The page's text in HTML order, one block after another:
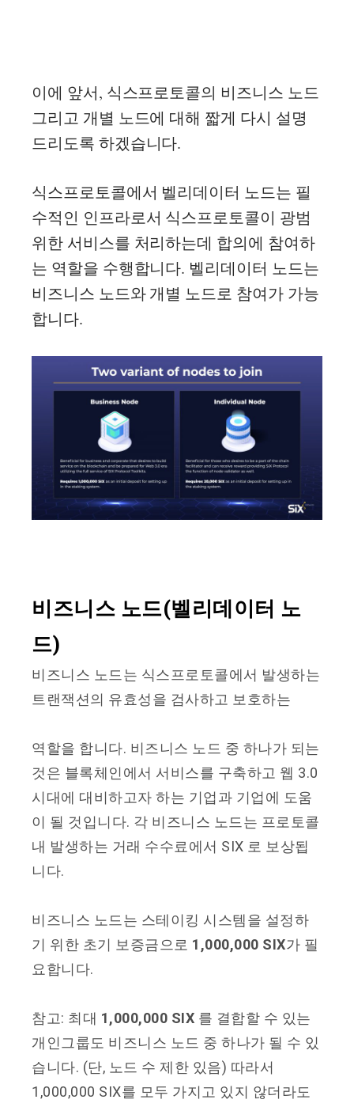
이에 앞서, 식스프로토콜의 비즈니스 노드
그리고 개별 노드에 대해 짧게 다시 설명
드리도록 하겠습니다.
식스프로토콜에서 벨리데이터 노드는 필
수적인 인프라로서 식스프로토콜이 광범
위한 서비스를 처리하는데 합의에 참여하
는 역할을 수행합니다. 벨리데이터 노드는
비즈니스 노드와 개별 노드로 참여가 가능
합니다.
비즈니스 노드(벨리데이터 노
드)
비즈니스 노드는 식스프로토콜에서 발생하는
트랜잭션의 유효성을 검사하고 보호하는
역할을 합니다. 비즈니스 노드 중 하나가 되는
것은 블록체인에서 서비스를 구축하고 웹 3.0
시대에 대비하고자 하는 기업과 기업에 도움
이 될 것입니다. 각 비즈니스 노드는 프로토콜
내 발생하는 거래 수수료에서 SIX 로 보상됩
니다.
비즈니스 노드는 스테이킹 시스템을 설정하
기 위한 초기 보증금으로 1,000,000 SIX가 필
요합니다.
참고: 최대 1,000,000 SIX 를 결합할 수 있는
개인그룹도 비즈니스 노드 중 하나가 될 수 있
습니다. (단, 노드 수 제한 있음) 따라서
1,000,000 SIX를 모두 가지고 있지 않더라도